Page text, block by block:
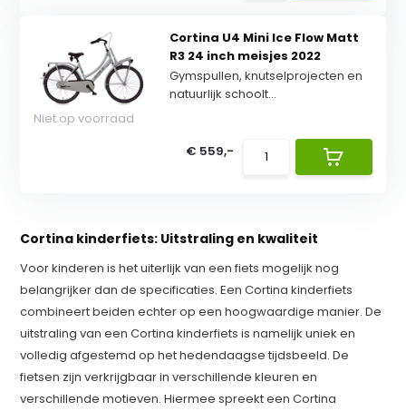
Cortina U4 Mini Ice Flow Matt
R3 24 inch meisjes 2022
Gymspullen, knutselprojecten en
natuurlijk schoolt...
Niet op voorraad
€ 559,-
Cortina kinderfiets: Uitstraling en kwaliteit
Voor kinderen is het uiterlijk van een fiets mogelijk nog
belangrijker dan de specificaties. Een Cortina kinderfiets
combineert beiden echter op een hoogwaardige manier. De
uitstraling van een Cortina kinderfiets is namelijk uniek en
volledig afgestemd op het hedendaagse tijdsbeeld. De
fietsen zijn verkrijgbaar in verschillende kleuren en
verschillende motieven. Hiermee spreekt een Cortina